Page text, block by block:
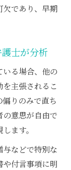
欠であり、早期
士が分析
いる場合、他の
主張されるこ
りのみで直ち
の意思が自由で
ます。
などで特別な
や付言事項に明